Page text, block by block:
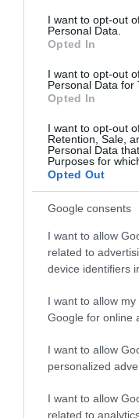
consent section.
I want to opt-out
Personal Data.
Opted In
I want to opt-out
Personal Data for
Opted In
I want to opt-out
Retention, Sale,
Personal Data
Purposes for
Opted Out
Google consents
I want to allow
related to
device identifiers
I want to allow
Google for online
I want to allow
personalized
I want to allow
related to
Επαγγελματική
του ακινήτου
Προτάσεις
εσωτερικών
Δημιουργία
καλύτερης
συγκεκριμένων
Δημιουργία
Tripadvisor®,
Έξυπνη και
Προώθηση στα
Twitter,
Δημιουργία
Διαχείριση
Δημιουργία
Booking Engine